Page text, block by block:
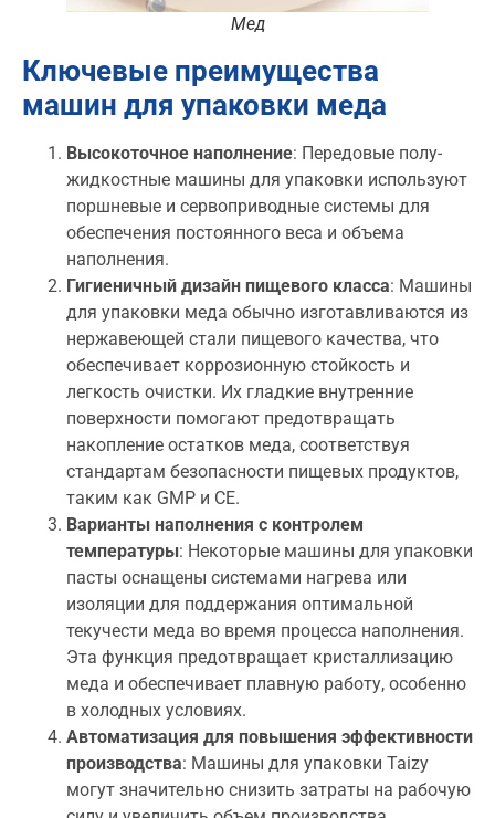
Мед
Ключевые преимущества
машин для упаковки меда
Высокоточное наполнение: Передовые полу-
жидкостные машины для упаковки используют
поршневые и сервоприводные системы для
обеспечения постоянного веса и объема
наполнения.
Гигиеничный дизайн пищевого класса: Машины
для упаковки меда обычно изготавливаются из
нержавеющей стали пищевого качества, что
обеспечивает коррозионную стойкость и
легкость очистки. Их гладкие внутренние
поверхности помогают предотвращать
накопление остатков меда, соответствуя
стандартам безопасности пищевых продуктов,
таким как GMP и CE.
Варианты наполнения с контролем
температуры: Некоторые машины для упаковки
пасты оснащены системами нагрева или
изоляции для поддержания оптимальной
текучести меда во время процесса наполнения.
Эта функция предотвращает кристаллизацию
меда и обеспечивает плавную работу, особенно
в холодных условиях.
Автоматизация для повышения эффективности
производства: Машины для упаковки Taizy
могут значительно снизить затраты на рабочую